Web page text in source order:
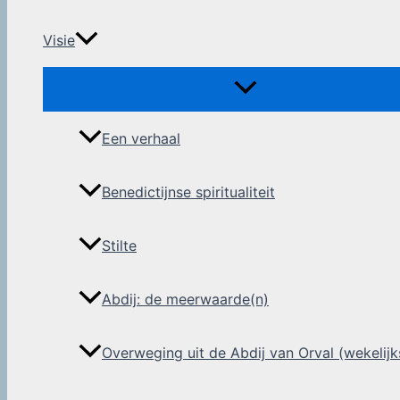
Visie
Een verhaal
Benedictijnse spiritualiteit
Stilte
Abdij: de meerwaarde(n)
Overweging uit de Abdij van Orval